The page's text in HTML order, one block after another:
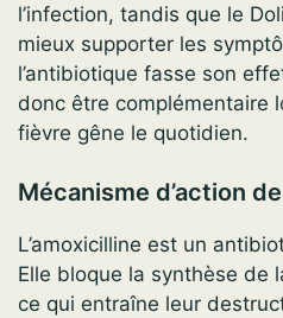
l’infection, tandis que le
mieux supporter les
l’antibiotique fasse son
donc être complémentaire
fièvre gêne le quotidien.
Mécanisme d’action
L’amoxicilline est un
Elle bloque la synthèse de
ce qui entraîne leur